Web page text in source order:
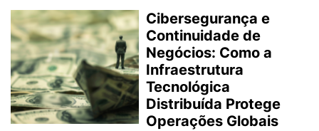
Cibersegurança e
Continuidade de
Negócios: Como a
Infraestrutura
Tecnológica
Distribuída Protege
Operações Globais